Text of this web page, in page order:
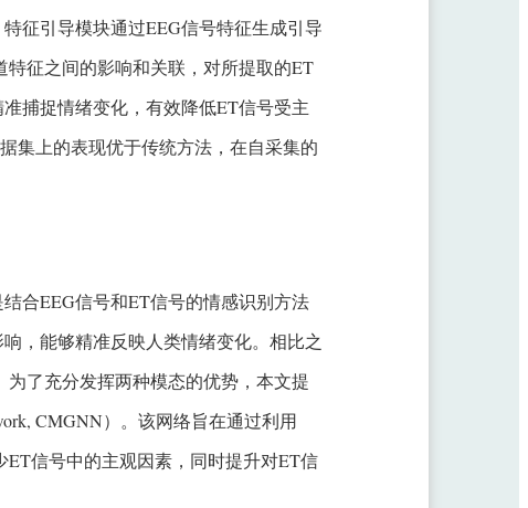
征引导模块通过EEG信号特征生成引导
征之间的影响和关联，对所提取的ET
捕捉情绪变化，有效降低ET信号受主
集上的表现优于传统方法，在自采集的
合EEG信号和ET信号的情感识别方法
，能够精准反映人类情绪变化。相比之
了充分发挥两种模态的优势，本文提
CMGNN）。该网络旨在通过利用
信号中的主观因素，同时提升对ET信